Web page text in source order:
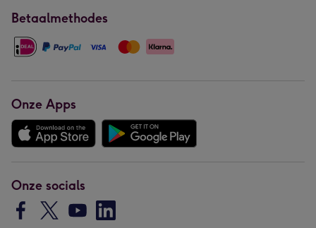
Betaalmethodes
Onze Apps
Onze socials